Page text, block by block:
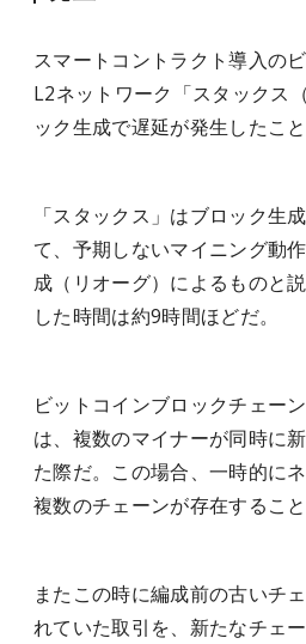
スマートコントラクト導入の
L2ネットワーク「スタックス
ック生成で遅延が発生したこ
「スタックス」はブロック生
て、予期しないマイニング動
成（リオーグ）によるものと
した時間は約9時間ほどだ。
ビットコインブロックチェー
は、複数のマイナーが同時に
た際だ。この場合、一時的に
複数のチェーンが存在すること
またこの時に編成前の古いチ
れていた取引を、新たなチェ